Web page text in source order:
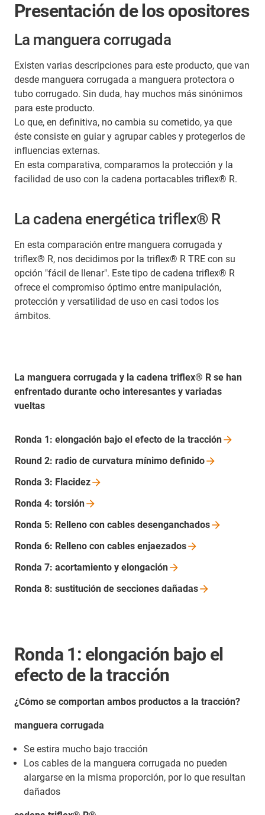
Presentación de los opositores
La manguera corrugada
Existen varias descripciones para este producto, que van
desde manguera corrugada a manguera protectora o
tubo corrugado. Sin duda, hay muchos más sinónimos
para este producto.
Lo que, en definitiva, no cambia su cometido, ya que
éste consiste en guiar y agrupar cables y protegerlos de
influencias externas.
En esta comparativa, comparamos la protección y la
facilidad de uso con la cadena portacables triflex® R.
La cadena energética triflex® R
En esta comparación entre manguera corrugada y
triflex® R, nos decidimos por la triflex® R TRE con su
opción "fácil de llenar". Este tipo de cadena triflex® R
ofrece el compromiso óptimo entre manipulación,
protección y versatilidad de uso en casi todos los
ámbitos.
La manguera corrugada y la cadena triflex® R se han
enfrentado durante ocho interesantes y variadas
vueltas
Ronda 1: elongación bajo el efecto de la tracción
Round 2: radio de curvatura mínimo definido
Ronda 3: Flacidez
Ronda 4: torsión
Ronda 5: Relleno con cables desenganchados
Ronda 6: Relleno con cables enjaezados
Ronda 7: acortamiento y elongación
Ronda 8: sustitución de secciones dañadas
Ronda 1: elongación bajo el
efecto de la tracción
¿Cómo se comportan ambos productos a la tracción?
manguera corrugada
Se estira mucho bajo tracción
Los cables de la manguera corrugada no pueden
alargarse en la misma proporción, por lo que resultan
dañados